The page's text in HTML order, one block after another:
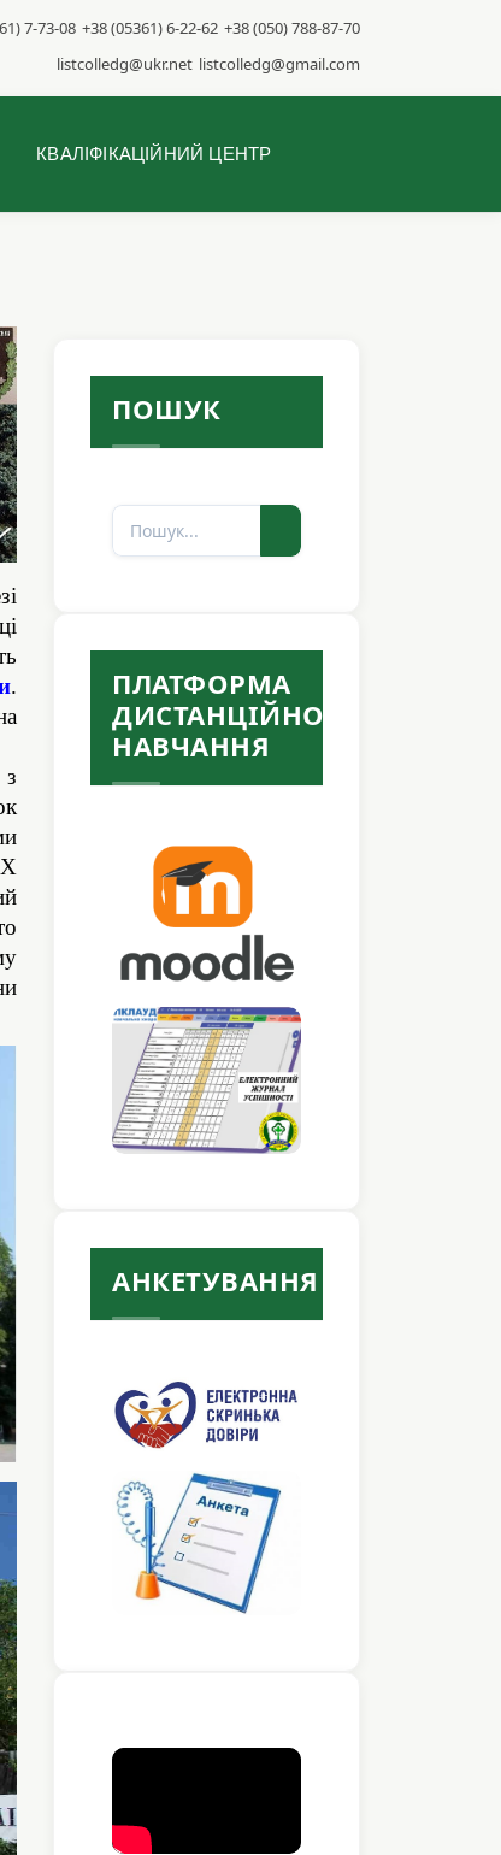
7-73-08 +38 (05361) 6-22-62 +38 (050) 788-87-70
listcolledg@ukr.net listcolledg@gmail.com
КВАЛІФІКАЦІЙНИЙ ЦЕНТР
.
ПОШУК
Пошук
ПЛАТФОРМА
ДИСТАНЦІЙНОГО
НАВЧАННЯ
АНКЕТУВАННЯ